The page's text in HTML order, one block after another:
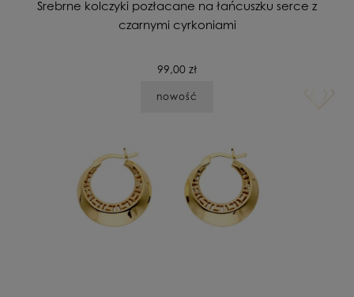
Srebrne kolczyki pozłacane na łańcuszku serce z
czarnymi cyrkoniami
99,00 zł
nowość